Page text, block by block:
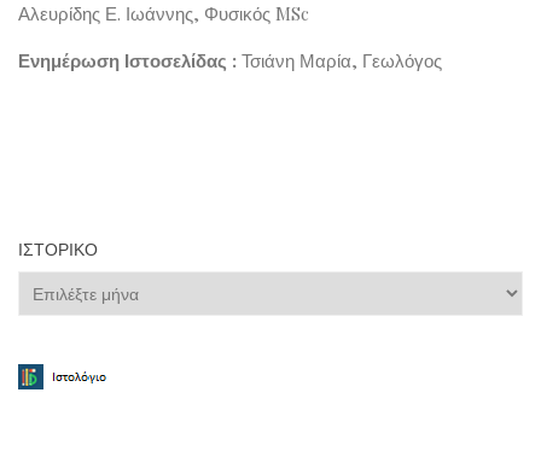
Αλευρίδης Ε. Ιωάννης, Φυσικός MSc
Ενημέρωση Ιστοσελίδας : Τσιάνη Μαρία, Γεωλόγος
ΙΣΤΟΡΙΚΌ
Ιστορικό